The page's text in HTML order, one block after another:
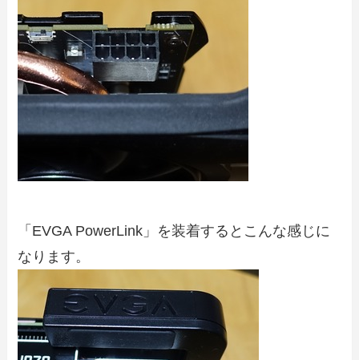
「EVGA PowerLink」を装着するとこんな感じに
なります。